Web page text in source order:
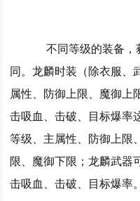
不同等级的装备，
同。龙麟时装（除衣服、
属性、防御上限、魔御上
击吸血、击破、目标爆率
等级、主属性、防御上限
限、魔御下限；龙麟武器
击吸血、击破、目标爆率。